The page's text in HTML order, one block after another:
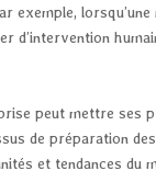
exemple,
d’intervention
peut mettre ses
de préparation
et tendances du